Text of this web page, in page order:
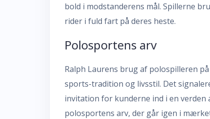
bold i modstanderens mål. Spillerne
rider i fuld fart på deres heste.
Polosportens arv
Ralph Laurens brug af polospilleren
sports-tradition og livsstil. Det
invitation for kunderne ind i en verden
polosportens arv, der går igen i